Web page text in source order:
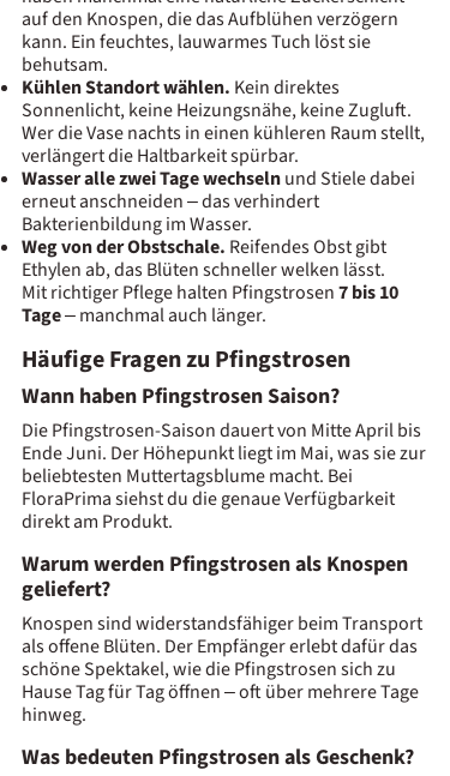
auf den Knospen, die das Aufblühen verzögern
kann. Ein feuchtes, lauwarmes Tuch löst sie
behutsam.
Kühlen Standort wählen. Kein direktes
Sonnenlicht, keine Heizungsnähe, keine Zugluft.
Wer die Vase nachts in einen kühleren Raum stellt,
verlängert die Haltbarkeit spürbar.
Wasser alle zwei Tage wechselnund Stiele dabei
erneut anschneiden – das verhindert
Bakterienbildung im Wasser.
Weg von der Obstschale. Reifendes Obst gibt
Ethylen ab, das Blüten schneller welken lässt.
Mit richtiger Pflege halten Pfingstrosen7 bis 10
Tage– manchmal auch länger.
Häufige Fragen zu Pfingstrosen
Wann haben Pfingstrosen Saison?
Die Pfingstrosen-Saison dauert von Mitte April bis
Ende Juni. Der Höhepunkt liegt im Mai, was sie zur
beliebtesten Muttertagsblume macht. Bei
FloraPrima siehst du die genaue Verfügbarkeit
direkt am Produkt.
Warum werden Pfingstrosen als Knospen
geliefert?
Knospen sind widerstandsfähiger beim Transport
als offene Blüten. Der Empfänger erlebt dafür das
schöne Spektakel, wie die Pfingstrosen sich zu
Hause Tag für Tag öffnen – oft über mehrere Tage
hinweg.
Was bedeuten Pfingstrosen als Geschenk?